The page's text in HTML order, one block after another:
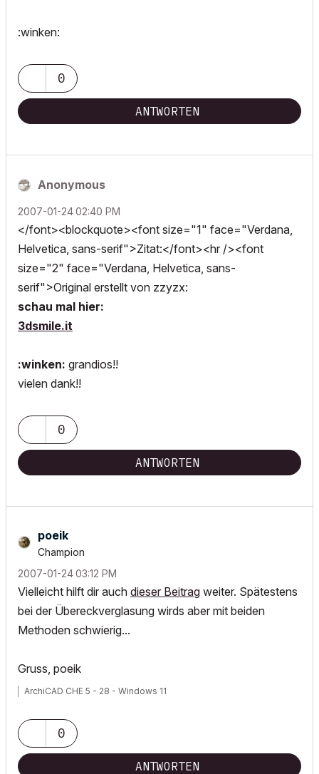
:winken:
0
ANTWORTEN
Anonymous
‎2007-01-2402:40 PM
</font><blockquote><font size="1" face="Verdana,
Helvetica, sans-serif">Zitat:</font><hr /><font
size="2" face="Verdana, Helvetica, sans-
serif">Original erstellt von zzyzx:
schau mal hier:
3dsmile.it
:winken: grandios!!
vielen dank!!
0
ANTWORTEN
poeik
Champion
‎2007-01-2403:12 PM
Vielleicht hilft dir auch dieser Beitrag weiter. Spätestens
bei der Übereckverglasung wirds aber mit beiden
Methoden schwierig...
Gruss, poeik
ArchiCAD CHE 5 - 28 - Windows 11
0
ANTWORTEN